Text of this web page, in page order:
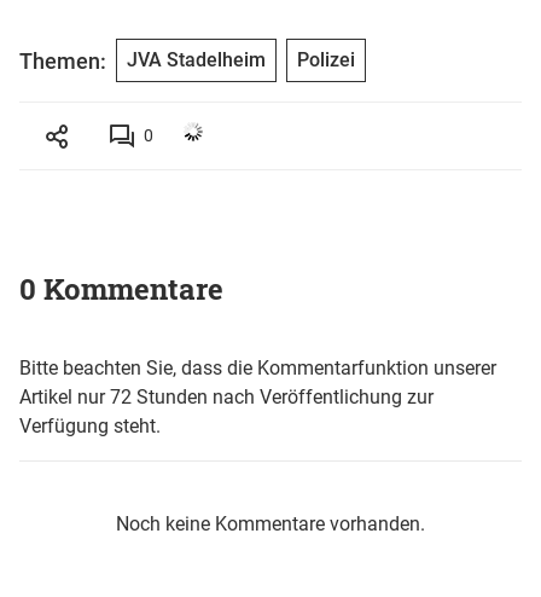
Themen: JVA Stadelheim Polizei
0
0 Kommentare
Bitte beachten Sie, dass die Kommentarfunktion unserer
Artikel nur 72 Stunden nach Veröffentlichung zur
Verfügung steht.
Noch keine Kommentare vorhanden.